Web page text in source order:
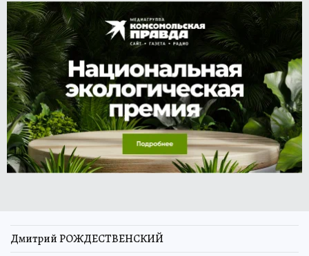
Дмитрий РОЖДЕСТВЕНСКИЙ